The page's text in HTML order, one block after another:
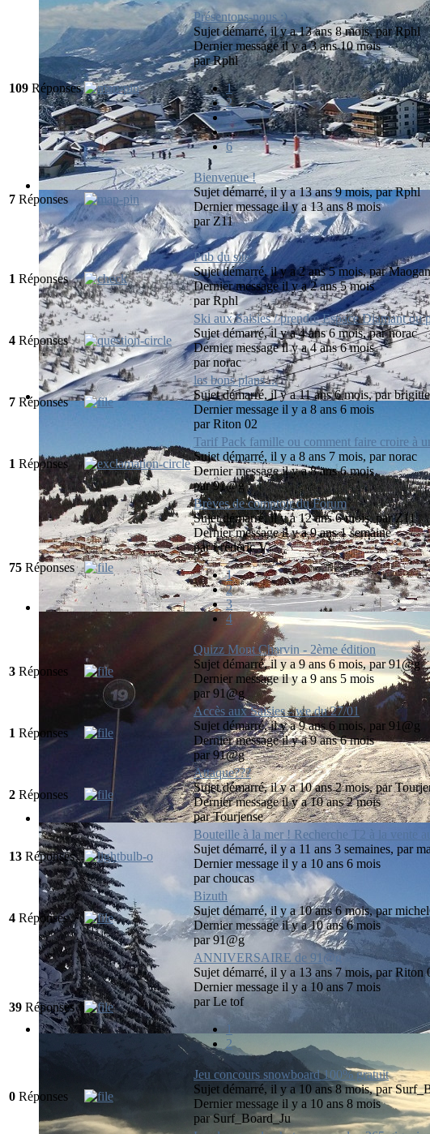
109 Réponses
Présentons-nous :)
Sujet démarré, il y a 13 ans 8 mois, parRphl
Dernier message il y a 3 ans 10 mois
parRphl
1
2
3
...
6
7 Réponses
Bienvenue !
Sujet démarré, il y a 13 ans 9 mois, parRphl
Dernier message il y a 13 ans 8 mois
parZ11
1 Réponses
Pub du site
Sujet démarré, il y a 2 ans 5 mois, par
Dernier message il y a 2 ans 5 mois
parRphl
4 Réponses
Ski aux Saisies / prendre Espace Diamant ou
Sujet démarré, il y a 4 ans 6 mois, parnorac
Dernier message il y a 4 ans 6 mois
parnorac
7 Réponses
les bons plans ...
Sujet démarré, il y a 11 ans 6 mois, parbrigitte
Dernier message il y a 8 ans 6 mois
parRiton 02
1 Réponses
Tarif Pack famille ou comment faire croire à
Sujet démarré, il y a 8 ans 7 mois, parnorac
Dernier message il y a 8 ans 6 mois
par91@g
75 Réponses
Brèves de comptoir du Forum
Sujet démarré, il y a 12 ans 6 mois, parZ11
Dernier message il y a 9 ans 1 semaine
parFrédéric V
1
2
3
4
3 Réponses
Quizz Mont Charvin - 2ème édition
Sujet démarré, il y a 9 ans 6 mois, par91@g
Dernier message il y a 9 ans 5 mois
par 91@g
1 Réponses
Accès aux Saisies - we du 27/01
Sujet démarré, il y a 9 ans 6 mois, par 91@g
Dernier message il y a 9 ans 6 mois
par91@g
2 Réponses
Attaque???
Sujet démarré, il y a 10 ans 2 mois, par
Dernier message il y a 10 ans 2 mois
parTourjense
13 Réponses
Bouteille à la mer ! Recherche T2 à la vente
Sujet démarré, il y a 11 ans 3 semaines, par
Dernier message il y a 10 ans 6 mois
parchoucas
4 Réponses
Bizuth
Sujet démarré, il y a 10 ans 6 mois, par
Dernier message il y a 10 ans 6 mois
par91@g
39 Réponses
ANNIVERSAIRE de 91@g
Sujet démarré, il y a 13 ans 7 mois, parRiton
Dernier message il y a 10 ans 7 mois
parLe tof
1
2
0 Réponses
Jeu concours snowboard 100% gratuit
Sujet démarré, il y a 10 ans 8 mois, par
Dernier message il y a 10 ans 8 mois
parSurf_Board_Ju